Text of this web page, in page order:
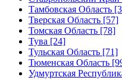
Тамбовская Область
Тверская Область [57]
Томская Область [78]
Тува [24]
Тульская Область [71]
Тюменская Область
Удмуртская